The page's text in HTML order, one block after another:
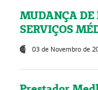
MUDANÇA DE
SERVIÇOS
03 de Novembro de